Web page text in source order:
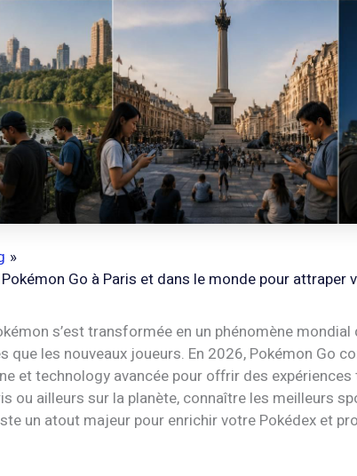
Go à Paris et dans le monde pour attraper
s’est transformée en un phénomène
que les nouveaux joueurs. En 2026, Pokémon Go
et technology avancée pour offrir des
ou ailleurs sur la planète, connaître les meilleurs
un atout majeur pour enrichir votre Pokédex et